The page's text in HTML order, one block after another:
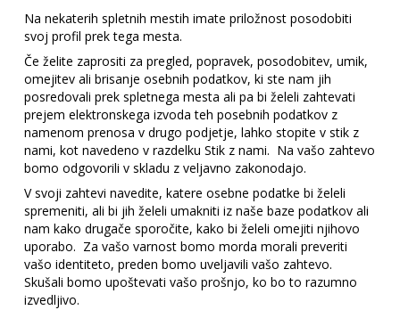
Na nekaterih spletnih mestih imate priložnost posodobiti
svoj profil prek tega mesta.
Če želite zaprositi za pregled, popravek, posodobitev, umik,
omejitev ali brisanje osebnih podatkov, ki ste nam jih
posredovali prek spletnega mesta ali pa bi želeli zahtevati
prejem elektronskega izvoda teh posebnih podatkov z
namenom prenosa v drugo podjetje, lahko stopite v stik z
nami, kot navedeno v razdelku Stik z nami. Na vašo zahtevo
bomo odgovorili v skladu z veljavno zakonodajo.
V svoji zahtevi navedite, katere osebne podatke bi želeli
spremeniti, ali bi jih želeli umakniti iz naše baze podatkov ali
nam kako drugače sporočite, kako bi želeli omejiti njihovo
uporabo. Za vašo varnost bomo morda morali preveriti
vašo identiteto, preden bomo uveljavili vašo zahtevo.
Skušali bomo upoštevati vašo prošnjo, ko bo to razumno
izvedljivo.